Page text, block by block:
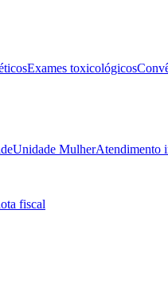
Exames toxicológicos
Unidade MulherAtendimento
fiscal